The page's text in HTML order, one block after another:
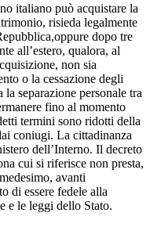
italiano può acquistare la
risieda legalmente
dopo tre
all’estero, qualora, al
non sia
o la cessazione degli
separazione personale tra
fino al momento
termini sono ridotti della
coniugi. La cittadinanza
dell’Interno. Il decreto
cui si riferisce non presta,
avanti
di essere fedele alla
e le leggi dello Stato.